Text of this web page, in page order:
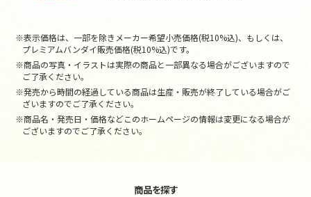
※表示価格は、一部を除きメーカー希望小売価格(税10%込)、もしくは、
プレミアムバンダイ販売価格(税10%込)です。
※商品の写真・イラストは実際の商品と一部異なる場合がございますので
ご了承ください。
※発売から時間の経過している商品は生産・販売が終了している場合がご
ざいますのでご了承ください。
※商品名・発売日・価格などこのホームページの情報は変更になる場合が
ございますのでご了承ください。
商品を探す